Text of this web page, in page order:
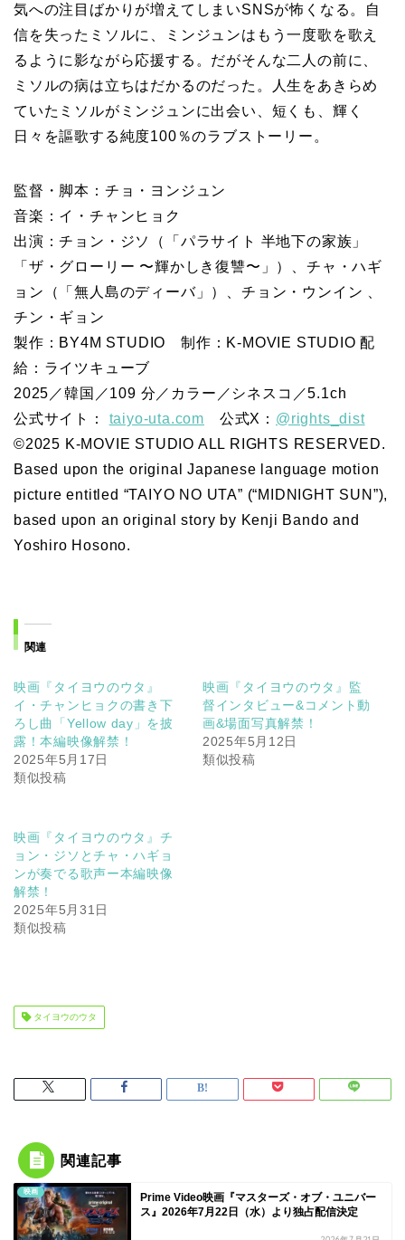
気への注目ばかりが増えてしまいSNSが怖くなる。自
信を失ったミソルに、ミンジュンはもう一度歌を歌え
るように影ながら応援する。だがそんな二人の前に、
ミソルの病は立ちはだかるのだった。人生をあきらめ
ていたミソルがミンジュンに出会い、短くも、輝く
日々を謳歌する純度100％のラブストーリー。
監督・脚本：チョ・ヨンジュン
音楽：イ・チャンヒョク
出演：チョン・ジソ（「パラサイト 半地下の家族」
「ザ・グローリー 〜輝かしき復讐〜」）、チャ・ハギ
ョン（「無人島のディーバ」）、チョン・ウンイン 、
チン・ギョン
製作：BY4M STUDIO 制作：K-MOVIE STUDIO 配
給：ライツキューブ
2025／韓国／109 分／カラー／シネスコ／5.1ch
公式サイト： taiyo-uta.com 公式X： @rights_dist
©2025 K-MOVIE STUDIO ALL RIGHTS RESERVED.
Based upon the original Japanese language motion
picture entitled “TAIYO NO UTA” (“MIDNIGHT SUN”),
based upon an original story by Kenji Bando and
Yoshiro Hosono.
関連
映画『タイヨウのウタ』
イ・チャンヒョクの書き下
ろし曲「Yellow day」を披
露！本編映像解禁！
2025年5月17日
類似投稿
映画『タイヨウのウタ』監
督インタビュー&コメント動
画&場面写真解禁！
2025年5月12日
類似投稿
映画『タイヨウのウタ』チ
ョン・ジソとチャ・ハギョ
ンが奏でる歌声ー本編映像
解禁！
2025年5月31日
類似投稿
タイヨウのウタ
関連記事
映画
Prime Video映画『マスターズ・オブ・ユニバー
ス』2026年7月22日（水）より独占配信決定